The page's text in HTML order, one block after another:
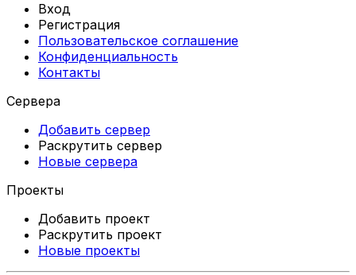
Вход
Регистрация
Пользовательское соглашение
Конфиденциальность
Контакты
Сервера
Добавить сервер
Раскрутить сервер
Новые сервера
Проекты
Добавить проект
Раскрутить проект
Новые проекты